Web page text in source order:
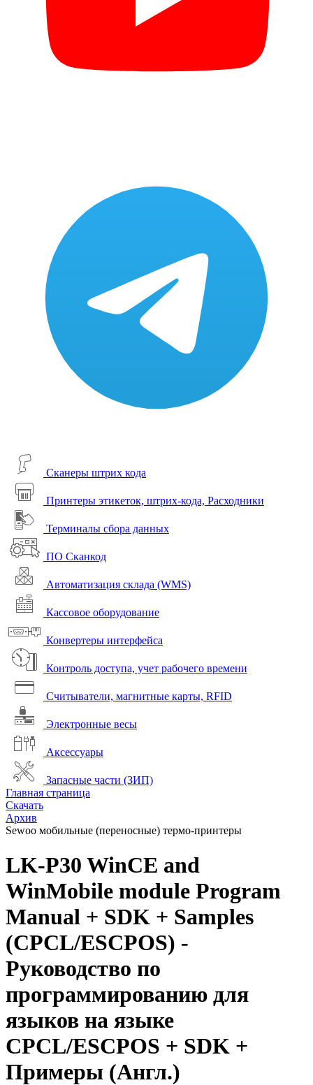
Сканеры штрих кода
Принтеры этикеток, штрих-кода, Расходники
Терминалы сбора данных
ПО Сканкод
Автоматизация склада (WMS)
Кассовое оборудование
Конвертеры интерфейса
Контроль доступа, учет рабочего времени
Считыватели, магнитные карты, RFID
Электронные весы
Аксессуары
Запасные части (ЗИП)
Главная страница
Скачать
Архив
Sewoo мобильные (переносные) термо-принтеры
LK-P30 WinCE and
WinMobile module Program
Manual + SDK + Samples
(CPCL/ESCPOS) -
Руководство по
программированию для
языков на языке
CPCL/ESCPOS + SDK +
Примеры (Англ.)